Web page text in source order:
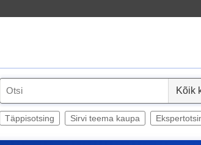
e
Täppisotsing Sirvi teema kaupa